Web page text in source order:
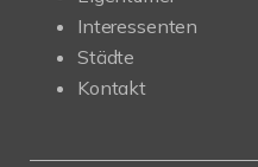
Interessenten
Städte
Kontakt